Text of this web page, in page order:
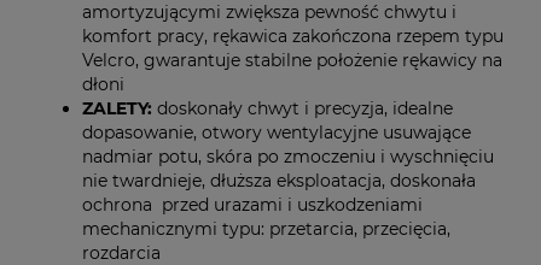
amortyzującymi zwiększa pewność chwytu i
komfort pracy, rękawica zakończona rzepem typu
Velcro, gwarantuje stabilne położenie rękawicy na
dłoni
ZALETY: doskonały chwyt i precyzja, idealne
dopasowanie, otwory wentylacyjne usuwające
nadmiar potu, skóra po zmoczeniu i wyschnięciu
nie twardnieje, dłuższa eksploatacja, doskonała
ochrona przed urazami i uszkodzeniami
mechanicznymi typu: przetarcia, przecięcia,
rozdarcia